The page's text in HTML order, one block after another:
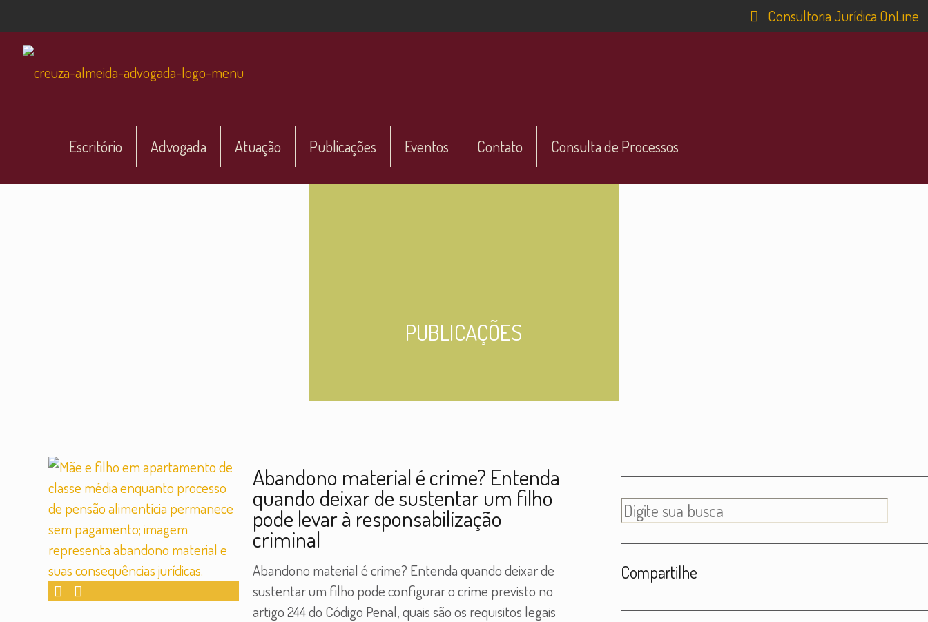
Consultoria Jurídica OnLine
Escritório Advogada Atuação Publicações Eventos Contato Consulta de Processos
PUBLICAÇÕES
Abandono material é crime? Entenda
quando deixar de sustentar um filho
pode levar à responsabilização
criminal
Abandono material é crime? Entenda quando deixar de
sustentar um filho pode configurar o crime previsto no
artigo 244 do Código Penal, quais são os requisitos legais
Compartilhe